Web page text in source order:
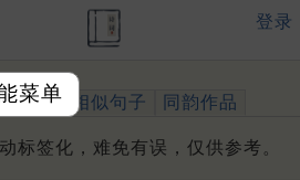
菜单
登录
引用 相似句子 同韵作品
标签化，难免有误，仅供参考。